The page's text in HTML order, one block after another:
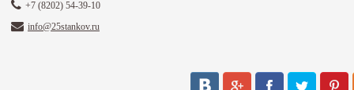
+7 (8202) 54-39-10
info@25stankov.ru